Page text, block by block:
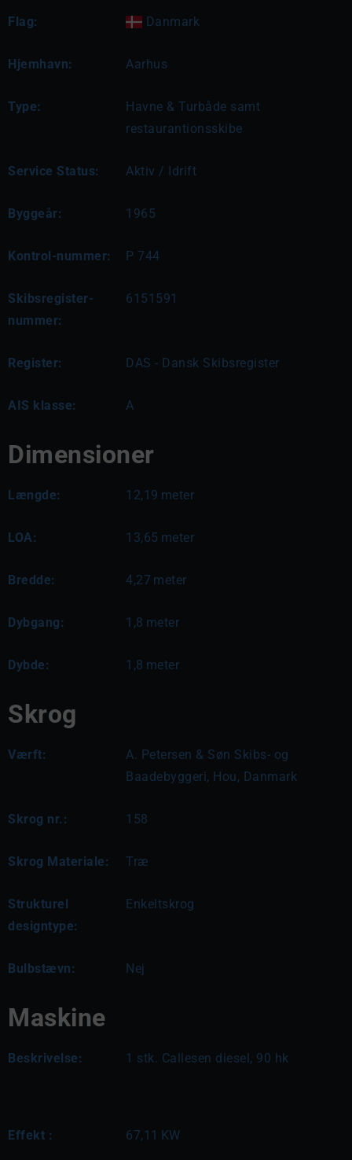
Flag: Danmark
Hjemhavn: Aarhus
Type:
Havne & Turbåde samt
restaurantionsskibe
Service Status: Aktiv / Idrift
Byggeår: 1965
Kontrol-nummer: P 744
Skibsregister-
nummer:
6151591
Register: DAS - Dansk Skibsregister
AIS klasse: A
Dimensioner
Længde: 12,19 meter
LOA: 13,65 meter
Bredde: 4,27 meter
Dybgang: 1,8 meter
Dybde: 1,8 meter
Skrog
Værft:
A. Petersen & Søn Skibs- og
Baadebyggeri, Hou, Danmark
Skrog nr.: 158
Skrog Materiale: Træ
Strukturel
designtype:
Enkeltskrog
Bulbstævn: Nej
Maskine
Beskrivelse: 1 stk. Callesen diesel, 90 hk
Effekt : 67,11 KW